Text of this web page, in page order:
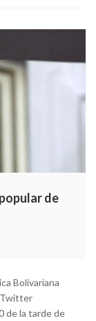
de
Bolivariana
Twitter
de la tarde de